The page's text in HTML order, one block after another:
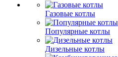
Газовые котлы
Популярные котлы
Дизельные котлы